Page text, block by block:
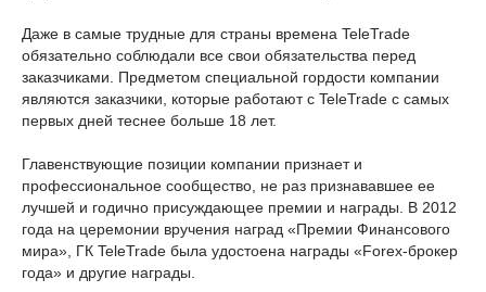
Даже в самые трудные для страны времена TeleTrade
обязательно соблюдали все свои обязательства перед
заказчиками. Предметом специальной гордости компании
являются заказчики, которые работают с TeleTrade с самых
первых дней теснее больше 18 лет.
Главенствующие позиции компании признает и
профессиональное сообщество, не раз признававшее ее
лучшей и годично присуждающее премии и награды. В 2012
года на церемонии вручения наград «Премии Финансового
мира», ГК TeleTrade была удостоена награды «Forex-брокер
года» и другие награды.